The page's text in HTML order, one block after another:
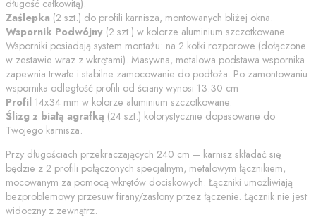
długość całkowitą).
Zaślepka (2 szt.) do profili karnisza, montowanych bliżej okna.
Wspornik Podwójny (2 szt.) w kolorze aluminium szczotkowane.
Wsporniki posiadają system montażu: na 2 kołki rozporowe (dołączone
w zestawie wraz z wkrętami). Masywna, metalowa podstawa wspornika
zapewnia trwałe i stabilne zamocowanie do podłoża. Po zamontowaniu
wspornika odległość profili od ściany wynosi 13.30 cm
Profil 14x34 mm w kolorze aluminium szczotkowane.
Ślizg z białą agrafką (24 szt.) kolorystycznie dopasowane do
Twojego karnisza.
Przy długościach przekraczających 240 cm – karnisz składać się
będzie z 2 profili połączonych specjalnym, metalowym łącznikiem,
mocowanym za pomocą wkrętów dociskowych. Łączniki umożliwiają
bezproblemowy przesuw firany/zasłony przez łączenie. Łącznik nie jest
widoczny z zewnątrz.